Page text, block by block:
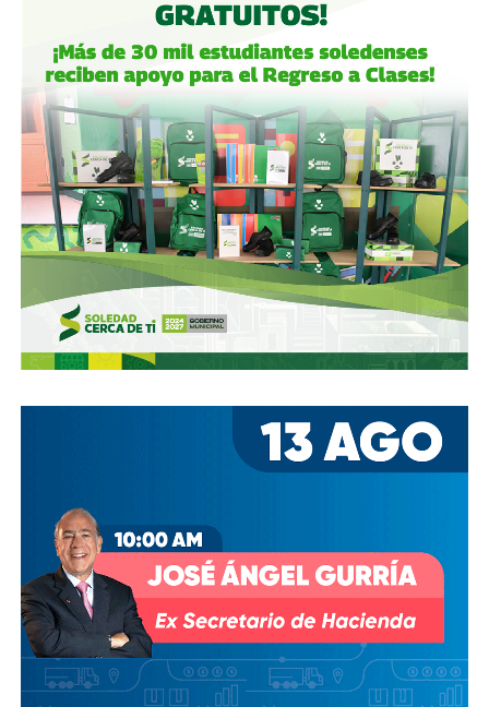
ciudad que también es parte del estado.
Gobierno municipal:no se apresuren por hacer cosas
solo de cara a la contienda electoral, échenle ganas y
háganlas bien, respeten los tiempos, informen
oportunamente a los usuarios de las vialidades.
Ya aprovechando,revisen las señales de tránsito de la
zona, que necesitan mantenimiento, y luego dense una
vuelta por la ciudad:hay banquetas que son
estacionamientos, hay ciclovías intransitables, hay
peatones en riesgoporque los conductores no siguen el
reglamento.
En pocas palabras,bajemos todos la velocidad… en
Arrancó la carrera, todos la van perdiendo |